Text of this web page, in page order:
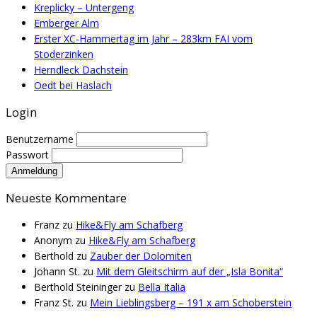
Kreplicky – Untergeng
Emberger Alm
Erster XC-Hammertag im Jahr – 283km FAI vom
Stoderzinken
Herndleck Dachstein
Oedt bei Haslach
Login
Benutzername
Passwort
Neueste Kommentare
Franz zu Hike&Fly am Schafberg
Anonym zu Hike&Fly am Schafberg
Berthold zu Zauber der Dolomiten
Johann St. zu Mit dem Gleitschirm auf der „Isla Bonita“
Berthold Steiningerzu Bella Italia
Franz St. zu Mein Lieblingsberg – 191 x am Schoberstein